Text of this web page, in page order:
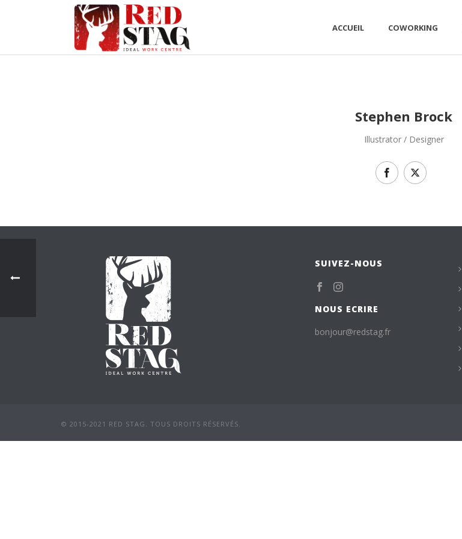
ACCUEIL COWORKING
Stephen Brock
Illustrator / Designer
SUIVEZ-NOUS
NOUS ECRIRE
bonjour@redstag.fr
© 2015-2021 RED STAG. TOUS DROITS RÉSERVÉS.